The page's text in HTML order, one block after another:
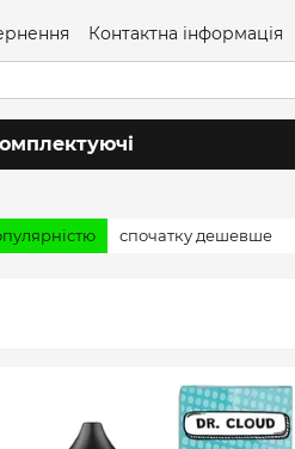
Контактна інформація
спочатку дешевше